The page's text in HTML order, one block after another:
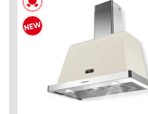
ХАРАКТЕРИСТИКИ
Тип вытяжки :
настенная
отвод / циркуляция
Количество скоростей:
3